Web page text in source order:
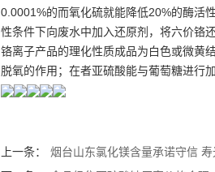
0.0001%的而氧化硫就能降低20%的酶活
性条件下向废水中加入还原剂，将六价铬
铬离子产品的理化性质成品为白色或微黄
脱氧的作用；在者亚硫酸能与葡萄糖进行
上一条：
烟台山东氯化镁含量承诺守信